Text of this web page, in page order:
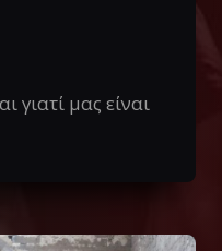
γιατί μας είναι